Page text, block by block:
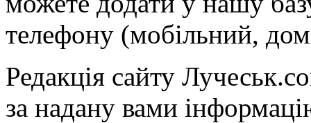
телефону (мобільний,
Редакція сайту
за надану вами